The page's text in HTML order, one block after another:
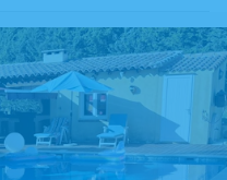
et ne peut être réservée.